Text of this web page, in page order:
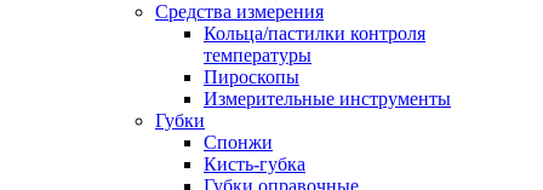
Средства измерения
Кольца/пастилки контроля
температуры
Пироскопы
Измерительные инструменты
Губки
Спонжи
Кисть-губка
Губки оправочные